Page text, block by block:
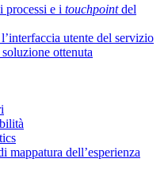
processi e i touchpointdel
utente del servizio
ottenuta
mappatura dell’esperienza